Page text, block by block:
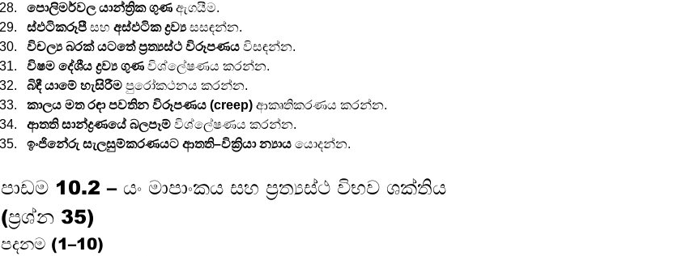
පොලිමර්වල යාන්ත්‍රික ගුණ ඇගයීම.
ස්ඵටිකරූපී සහ අස්ඵටික ද්‍රව්‍ය සසඳන්න.
විචල්‍ය බරක් යටතේ ප්‍රත්‍යස්ථ විරූපණය විසඳන්න.
විෂම දේශීය ද්‍රව්‍ය ගුණ විශ්ලේෂණය කරන්න.
බිඳී යාමේ හැසිරීම පුරෝකථනය කරන්න.
කාලය මත රඳා පවතින විරූපණය (creep) ආකෘතිකරණය කරන්න.
ආතති සාන්ද්‍රණයේ බලපෑම් විශ්ලේෂණය කරන්න.
ඉංජිනේරු සැලසුම්කරණයට ආතති–වික්‍රියා න්‍යාය යොදන්න.
පාඩම 10.2 – යං මාපාංකය සහ ප්‍රත්‍යස්ථ විභව ශක්තිය
(ප්‍රශ්න 35)
පදනම (1–10)